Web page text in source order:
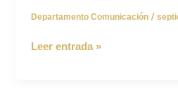
Departamento Comunicación/
Climatización
Leer entrada »